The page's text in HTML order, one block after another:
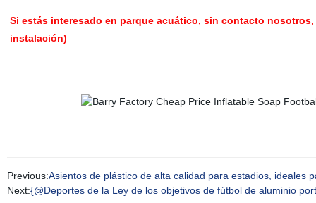
Si estás interesado en parque acuático, sin contacto
instalación)
Previous:Asientos de plástico de alta calidad para estadios, ideales
Next:{@Deportes de la Ley de los objetivos de fútbol de aluminio